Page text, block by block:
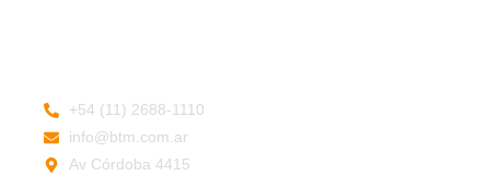
+54 (11) 2688-1110
info@btm.com.ar
Av Córdoba 4415